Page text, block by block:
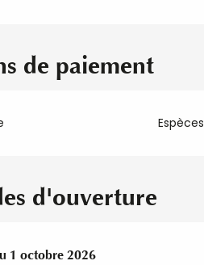
de paiement
Espèces
d'ouverture
2026au1 octobre 2026
1 octobre 2026